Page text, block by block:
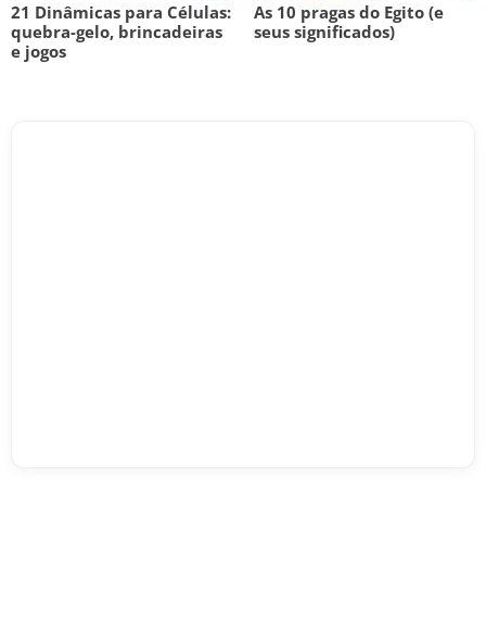
21 Dinâmicas para Células:
quebra-gelo, brincadeiras
e jogos
As 10 pragas do Egito (e
seus significados)